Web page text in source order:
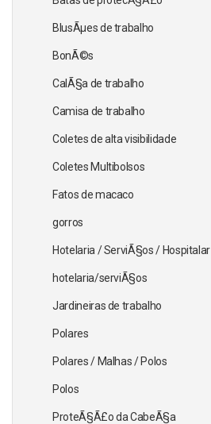
BlusÃµes de trabalho
BonÃ©s
CalÃ§a de trabalho
Camisa de trabalho
Coletes de alta visibilidade
Coletes Multibolsos
Fatos de macaco
gorros
Hotelaria / ServiÃ§os / Hospitalar
hotelaria/serviÃ§os
Jardineiras de trabalho
Polares
Polares / Malhas / Polos
Polos
ProteÃ§Ã£o da CabeÃ§a